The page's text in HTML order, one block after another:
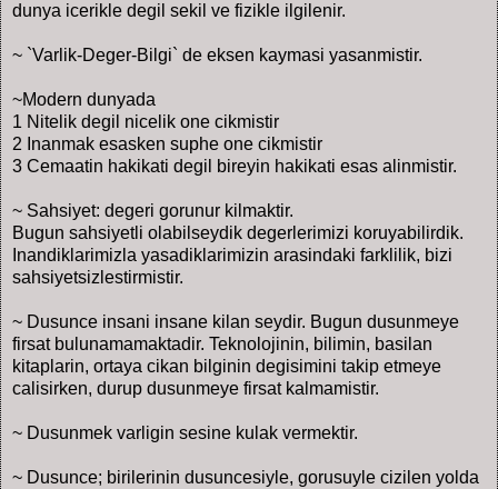
dunya icerikle degil sekil ve fizikle ilgilenir.
~ `Varlik-Deger-Bilgi` de eksen kaymasi yasanmistir.
~Modern dunyada
1 Nitelik degil nicelik one cikmistir
2 Inanmak esasken suphe one cikmistir
3 Cemaatin hakikati degil bireyin hakikati esas alinmistir.
~ Sahsiyet: degeri gorunur kilmaktir.
Bugun sahsiyetli olabilseydik degerlerimizi koruyabilirdik.
Inandiklarimizla yasadiklarimizin arasindaki farklilik, bizi
sahsiyetsizlestirmistir.
~ Dusunce insani insane kilan seydir. Bugun dusunmeye
firsat bulunamamaktadir. Teknolojinin, bilimin, basilan
kitaplarin, ortaya cikan bilginin degisimini takip etmeye
calisirken, durup dusunmeye firsat kalmamistir.
~ Dusunmek varligin sesine kulak vermektir.
~ Dusunce; birilerinin dusuncesiyle, gorusuyle cizilen yolda